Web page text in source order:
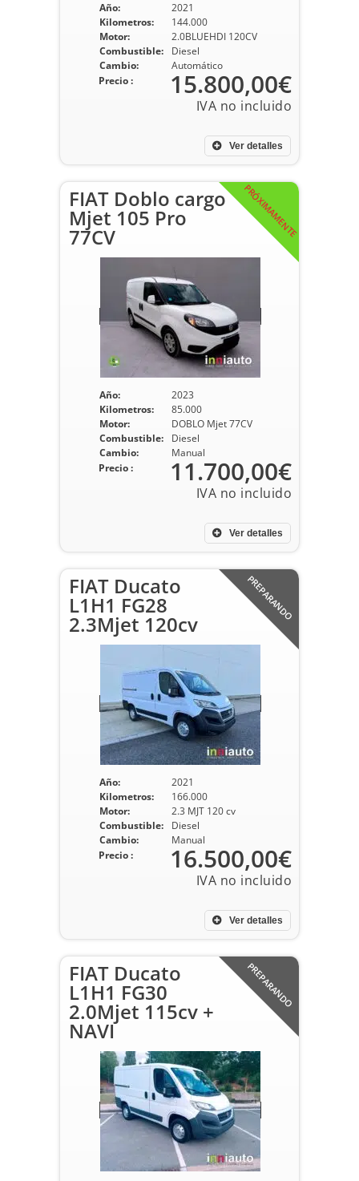
Año:
2021
Kilometros:
144.000
Motor:
2.0BLUEHDI 120CV
Combustible:
Diesel
Cambio:
Automático
Ver detalles
Precio : 15.800,00€
PRÓXIMAMENTE
FIAT Doblo cargo
Mjet 105 Pro
77CV
Año:
2023
Kilometros:
85.000
Motor:
DOBLO Mjet 77CV
Combustible:
Diesel
Cambio:
Manual
Ver detalles
Precio : 11.700,00€
PREPARANDO
FIAT Ducato
L1H1 FG28
2.3Mjet 120cv
Año:
2021
Kilometros:
166.000
Motor:
2.3 MJT 120 cv
Combustible:
Diesel
Cambio:
Manual
Ver detalles
Precio : 16.500,00€
PREPARANDO
FIAT Ducato
L1H1 FG30
2.0Mjet 115cv +
NAVI